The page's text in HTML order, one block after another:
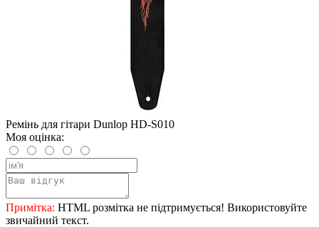
Ремінь для гітари Dunlop НD-S010
Моя оцінка:
Примітка: HTML розмітка не підтримується! Використовуйте
звичайний текст.